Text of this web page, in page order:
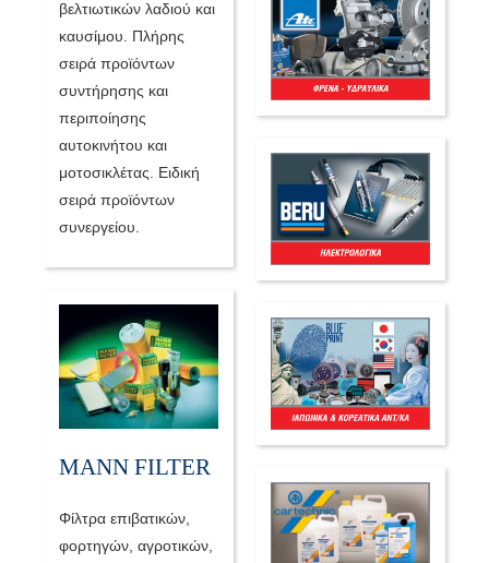
βελτιωτικών λαδιού και
καυσίμου. Πλήρης
σειρά προϊόντων
συντήρησης και
περιποίησης
αυτοκινήτου και
μοτοσικλέτας. Ειδική
σειρά προϊόντων
συνεργείου.
MANN FILTER
Φίλτρα επιβατικών,
φορτηγών, αγροτικών,